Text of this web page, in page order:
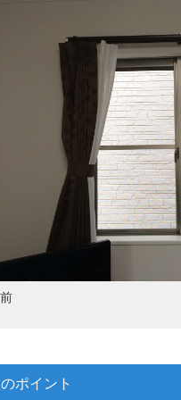
ポイント